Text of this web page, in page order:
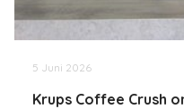
5 Juni 2026
Krups Coffee Crush